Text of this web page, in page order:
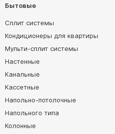
Бытовые
Сплит системы
Кондиционеры для квартиры
Мульти-сплит системы
Настенные
Канальные
Кассетные
Напольно-потолочные
Напольного типа
Колонные